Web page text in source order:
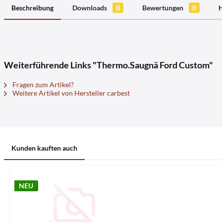
Beschreibung Downloads 0 Bewertungen 0
Weiterführende Links "Thermo.Saugnä Ford Custom"
Fragen zum Artikel?
Weitere Artikel von Hersteller carbest
Kunden kauften auch
NEU